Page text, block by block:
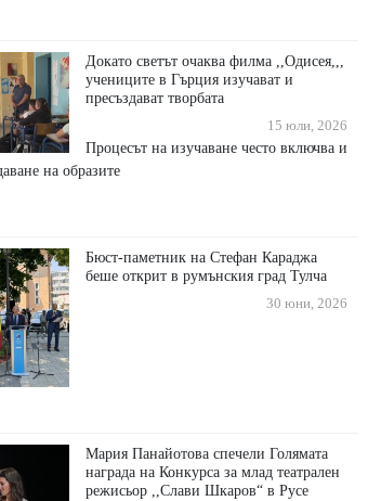
Докато светът очаква филма ,,Одисея,,,
учениците в Гърция изучават и
пресъздават творбата
15 юли, 2026
Процесът на изучаване често включва и
на образите
Бюст-паметник на Стефан Караджа
беше открит в румънския град Тулча
30 юни, 2026
Мария Панайотова спечели Голямата
награда на Конкурса за млад театрален
режисьор ,,Слави Шкаров“ в Русе